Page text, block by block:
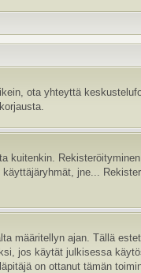
ota yhteyttä
kuitenkin.
jne...
määritellyn ajan. Tällä
jos käytät julkisessa
on ottanut tämän